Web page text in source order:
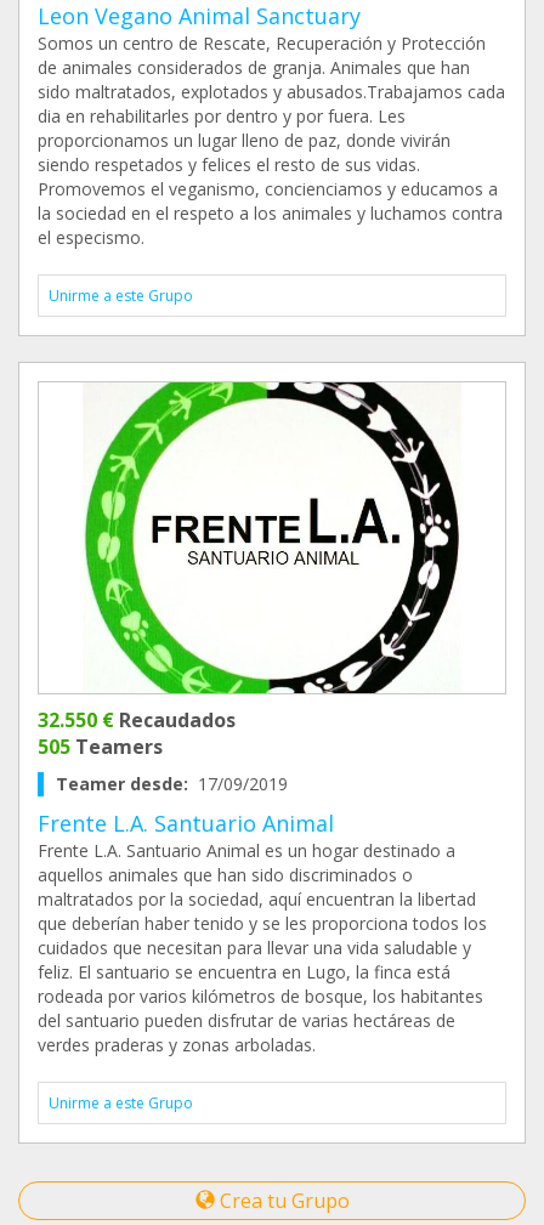
Leon Vegano Animal Sanctuary
Somos un centro de Rescate, Recuperación y Protección
de animales considerados de granja. Animales que han
sido maltratados, explotados y abusados.Trabajamos cada
dia en rehabilitarles por dentro y por fuera. Les
proporcionamos un lugar lleno de paz, donde vivirán
siendo respetados y felices el resto de sus vidas.
Promovemos el veganismo, concienciamos y educamos a
la sociedad en el respeto a los animales y luchamos contra
el especismo.
Unirme a este Grupo
32.550 € Recaudados
505 Teamers
Teamer desde: 17/09/2019
Frente L.A. Santuario Animal
Frente L.A. Santuario Animal es un hogar destinado a
aquellos animales que han sido discriminados o
maltratados por la sociedad, aquí encuentran la libertad
que deberían haber tenido y se les proporciona todos los
cuidados que necesitan para llevar una vida saludable y
feliz. El santuario se encuentra en Lugo, la finca está
rodeada por varios kilómetros de bosque, los habitantes
del santuario pueden disfrutar de varias hectáreas de
verdes praderas y zonas arboladas.
Unirme a este Grupo
Crea tu Grupo